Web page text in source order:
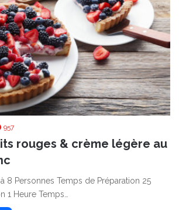
957
rouges & crème légère au
8 Personnes Temps de Préparation 25
1 Heure Temps…